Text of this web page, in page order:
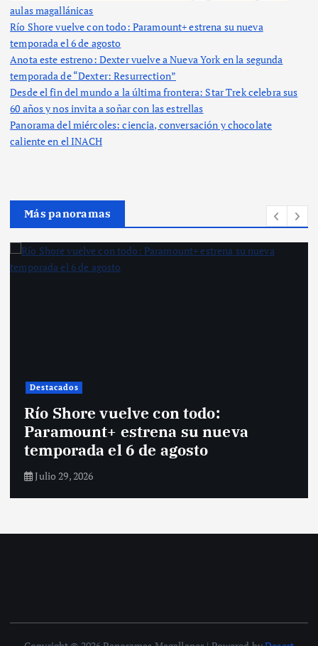
aulas magallánicas
Río Shore vuelve con todo: Paramount+ estrena su nueva
temporada el 6 de agosto
Anota este estreno: Dexter vuelve a Nueva York en la segunda
temporada de “Dexter: Resurrection”
Desde el fin del mundo a la última frontera: Star Trek celebra sus
60 años y nos invita a soñar con las estrellas
Panorama del miércoles: ciencia, conversación y chocolate
caliente en el INACH
Más panoramas
Destacados
Río Shore vuelve con todo:
Paramount+ estrena su nueva
temporada el 6 de agosto
Julio 29, 2026